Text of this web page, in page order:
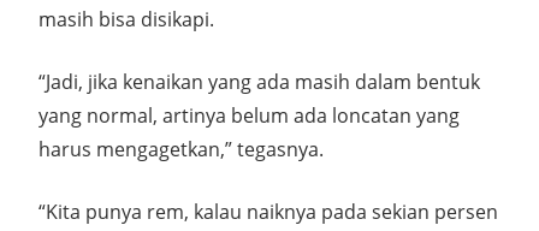
masih bisa disikapi.
“Jadi, jika kenaikan yang ada masih dalam bentuk
yang normal, artinya belum ada loncatan yang
harus mengagetkan,” tegasnya.
“Kita punya rem, kalau naiknya pada sekian persen